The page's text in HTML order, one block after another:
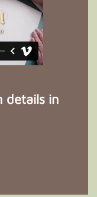
details in